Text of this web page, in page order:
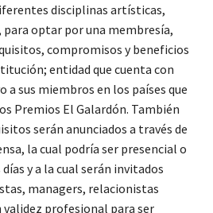
disciplinas artísticas,
optar por una membresía,
compromisos y beneficios
entidad que cuenta con
a sus miembros en los países que
Premios El Galardón. También
serán anunciados a través de
la cual podría ser presencial o
y a la cual serán invitados
managers, relacionistas
validez profesional para ser